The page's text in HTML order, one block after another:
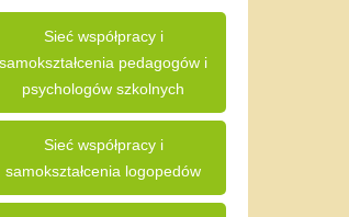
Sieć współpracy i
samokształcenia pedagogów i
psychologów szkolnych
Sieć współpracy i
samokształcenia logopedów